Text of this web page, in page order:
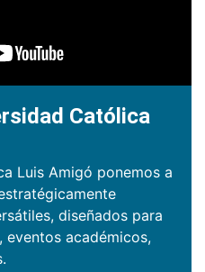
Católica
Luis Amigó ponemos a
diseñados para
eventos académicos,